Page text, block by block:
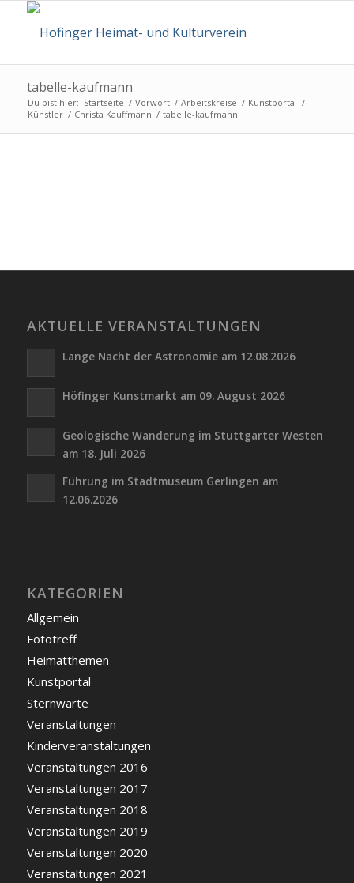
tabelle-kaufmann
Du bist hier: Startseite / Vorwort / Arbeitskreise / Kunstportal /
Künstler / Christa Kauffmann / tabelle-kaufmann
AKTUELLE VERANSTALTUNGEN
Lange Nacht der Astronomie am 12.08.2026
Höfinger Kunstmarkt am 09. August 2026
Geologische Wanderung im Stuttgarter Westen
am 18. Juli 2026
Führung im Stadtmuseum Gerlingen am
12.06.2026
KATEGORIEN
Allgemein
Fototreff
Heimatthemen
Kunstportal
Sternwarte
Veranstaltungen
Kinderveranstaltungen
Veranstaltungen 2016
Veranstaltungen 2017
Veranstaltungen 2018
Veranstaltungen 2019
Veranstaltungen 2020
Veranstaltungen 2021